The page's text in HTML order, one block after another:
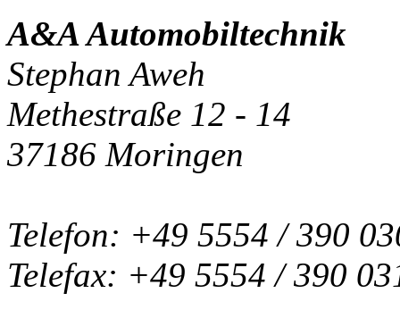
A&A Automobiltechnik
Stephan Aweh
Methestraße 12 - 14
37186 Moringen
Telefon: +49 5554 / 390
Telefax: +49 5554 / 390